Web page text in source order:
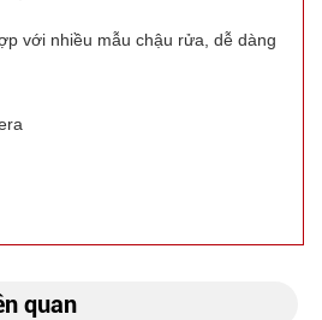
với nhiều mẫu chậu rửa, dễ dàng
quan